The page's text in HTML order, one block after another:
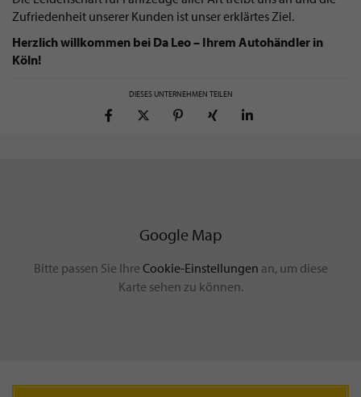
Zufriedenheit unserer Kunden ist unser erklärtes Ziel.
Herzlich willkommen bei Da Leo – Ihrem Autohändler in
Köln!
DIESES UNTERNEHMEN TEILEN
Google Map
Bitte passen Sie Ihre Cookie-Einstellungen an, um diese
Karte sehen zu können.